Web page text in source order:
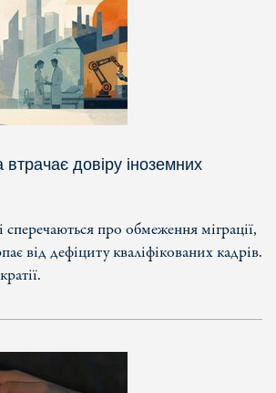
довіру іноземних
про обмеження міграції,
від дефіциту кваліфікованих кадрів.